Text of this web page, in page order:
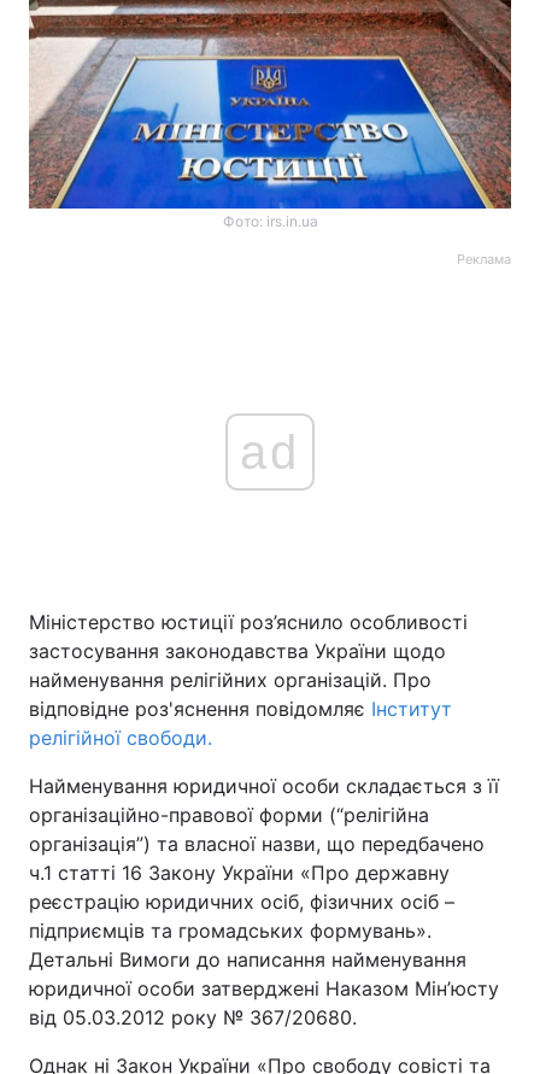
Фото: irs.in.ua
Реклама
ad
Міністерство юстиції роз’яснило особливості
застосування законодавства України щодо
найменування релігійних організацій. Про
відповідне роз'яснення повідомляє Інститут
релігійної свободи.
Найменування юридичної особи складається з її
організаційно-правової форми (“релігійна
організація”) та власної назви, що передбачено
ч.1 статті 16 Закону України «Про державну
реєстрацію юридичних осіб, фізичних осіб –
підприємців та громадських формувань».
Детальні Вимоги до написання найменування
юридичної особи затверджені Наказом Мін’юсту
від 05.03.2012 року № 367/20680.
Однак ні Закон України «Про свободу совісті та